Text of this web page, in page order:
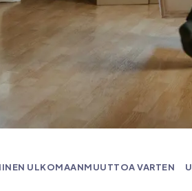
ULKOMAANMUUTTOA VARTEN